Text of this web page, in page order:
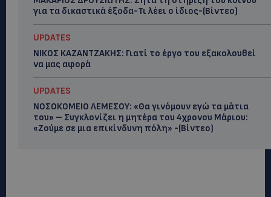
για τα δικαστικά έξοδα-Τι λέει ο ίδιος-(Βίντεο)
UPDATES
ΝΙΚΟΣ ΚΑΖΑΝΤΖΑΚΗΣ: Γιατί το έργο του εξακολουθεί
να μας αφορά
UPDATES
ΝΟΣΟΚΟΜΕΙΟ ΛΕΜΕΣΟΥ: «Θα γινόμουν εγώ τα μάτια
του» – Συγκλονίζει η μητέρα του 4χρονου Μάριου:
«Ζούμε σε μια επικίνδυνη πόλη» -(Βίντεο)